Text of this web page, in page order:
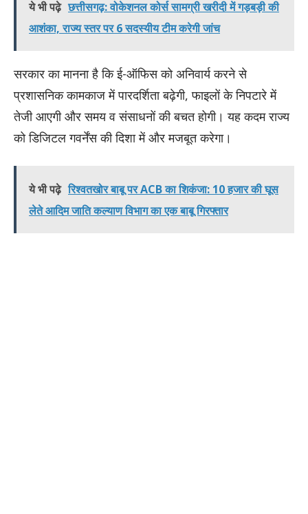
ये भी पढ़े छत्तीसगढ़: वोकेशनल कोर्स सामग्री खरीदी में गड़बड़ी की
आशंका, राज्य स्तर पर 6 सदस्यीय टीम करेगी जांच
सरकार का मानना है कि ई-ऑफिस को अनिवार्य करने से
प्रशासनिक कामकाज में पारदर्शिता बढ़ेगी, फाइलों के निपटारे में
तेजी आएगी और समय व संसाधनों की बचत होगी। यह कदम राज्य
को डिजिटल गवर्नेंस की दिशा में और मजबूत करेगा।
ये भी पढ़े रिश्वतखोर बाबू पर ACB का शिकंजा: 10 हजार की घूस
लेते आदिम जाति कल्याण विभाग का एक बाबू गिरफ्तार